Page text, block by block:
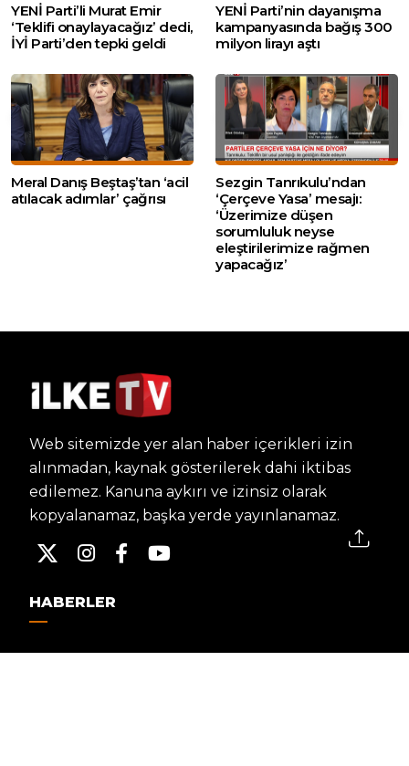
YENİ Parti’li Murat Emir
‘Teklifi onaylayacağız’ dedi,
İYİ Parti’den tepki geldi
YENİ Parti’nin dayanışma
kampanyasında bağış 300
milyon lirayı aştı
Meral Danış Beştaş’tan ‘acil
atılacak adımlar’ çağrısı
Sezgin Tanrıkulu’ndan
‘Çerçeve Yasa’ mesajı:
‘Üzerimize düşen
sorumluluk neyse
eleştirilerimize rağmen
yapacağız’
Web sitemizde yer alan haber içerikleri izin
alınmadan, kaynak gösterilerek dahi iktibas
edilemez. Kanuna aykırı ve izinsiz olarak
kopyalanamaz, başka yerde yayınlanamaz.
HABERLER